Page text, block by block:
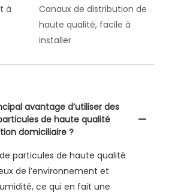
à
Canaux de distribution de
haute qualité, facile à
installer
avantage d’utiliser des
de haute qualité
domiciliaire ?
particules de haute qualité
de l’environnement et
ce qui en fait une